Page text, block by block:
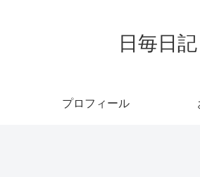
日毎日記
プロフィール